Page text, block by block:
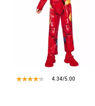
4.34/5.00